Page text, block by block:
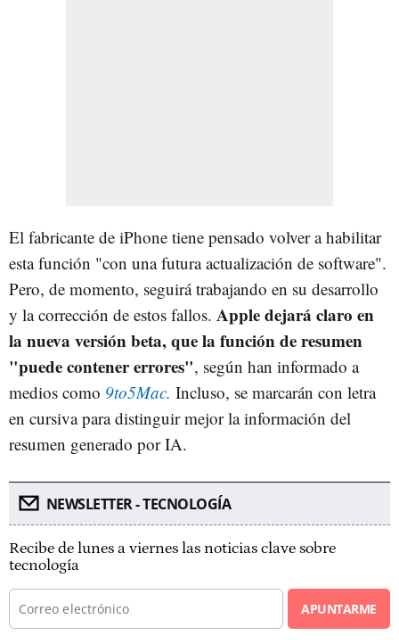
El fabricante de iPhone tiene pensado volver a habilitar
esta función "con una futura actualización de software".
Pero, de momento, seguirá trabajando en su desarrollo
y la corrección de estos fallos. Apple dejará claro en
la nueva versión beta, que la función de resumen
"puede contener errores", según han informado a
medios como 9to5Mac. Incluso, se marcarán con letra
en cursiva para distinguir mejor la información del
resumen generado por IA.
NEWSLETTER - TECNOLOGÍA
Recibe de lunes a viernes las noticias clave sobre
tecnología
APUNTARME